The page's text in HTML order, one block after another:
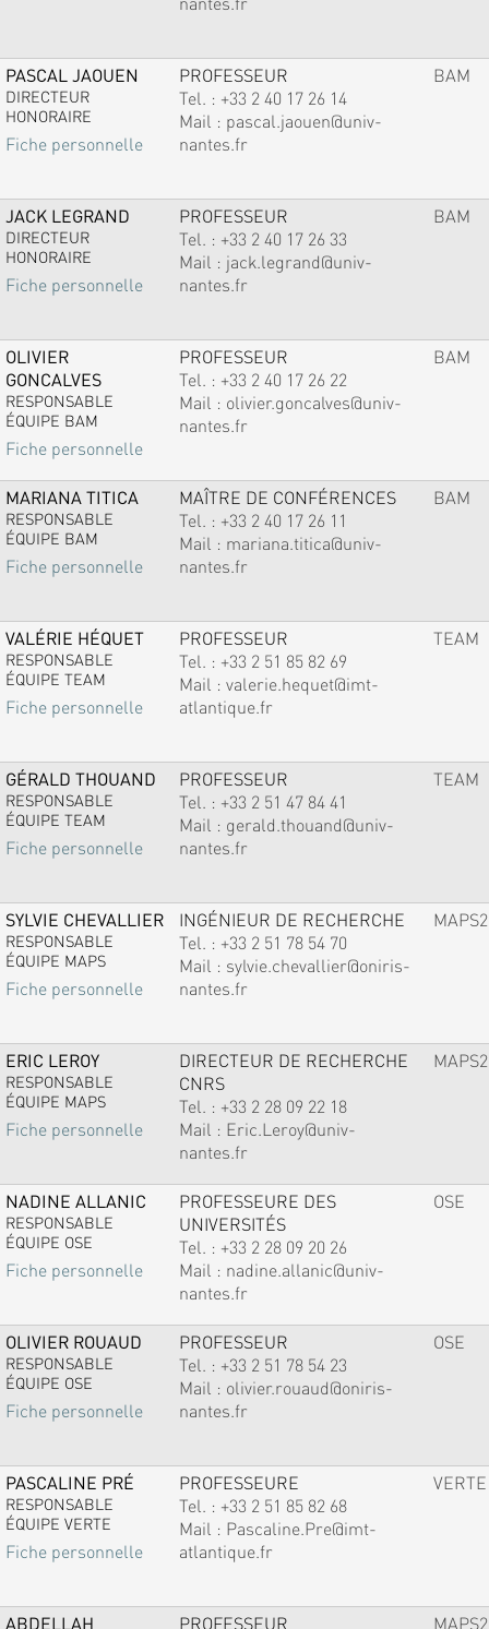
PASCAL JAOUEN
DIRECTEUR
HONORAIRE
Fiche personnelle
PROFESSEUR
Tel. : +33 2 40 17 26 14
Mail : pascal.jaouen@univ-
nantes.fr
BAM
JACK LEGRAND
DIRECTEUR
HONORAIRE
Fiche personnelle
PROFESSEUR
Tel. : +33 2 40 17 26 33
Mail : jack.legrand@univ-
nantes.fr
BAM
OLIVIER
GONCALVES
RESPONSABLE
ÉQUIPE BAM
Fiche personnelle
PROFESSEUR
Tel. : +33 2 40 17 26 22
Mail : olivier.goncalves@univ-
nantes.fr
BAM
MARIANA TITICA
RESPONSABLE
ÉQUIPE BAM
Fiche personnelle
MAÎTRE DE CONFÉRENCES
Tel. : +33 2 40 17 26 11
Mail : mariana.titica@univ-
nantes.fr
BAM
VALÉRIE HÉQUET
RESPONSABLE
ÉQUIPE TEAM
Fiche personnelle
PROFESSEUR
Tel. : +33 2 51 85 82 69
Mail : valerie.hequet@imt-
atlantique.fr
TEAM
GÉRALD THOUAND
RESPONSABLE
ÉQUIPE TEAM
Fiche personnelle
PROFESSEUR
Tel. : +33 2 51 47 84 41
Mail : gerald.thouand@univ-
nantes.fr
TEAM
SYLVIE CHEVALLIER
RESPONSABLE
ÉQUIPE MAPS
Fiche personnelle
INGÉNIEUR DE RECHERCHE
Tel. : +33 2 51 78 54 70
Mail : sylvie.chevallier@oniris-
nantes.fr
MAPS2
ERIC LEROY
RESPONSABLE
ÉQUIPE MAPS
Fiche personnelle
DIRECTEUR DE RECHERCHE
CNRS
Tel. : +33 2 28 09 22 18
Mail : Eric.Leroy@univ-
nantes.fr
MAPS2
NADINE ALLANIC
RESPONSABLE
ÉQUIPE OSE
Fiche personnelle
PROFESSEURE DES
UNIVERSITÉS
Tel. : +33 2 28 09 20 26
Mail : nadine.allanic@univ-
nantes.fr
OSE
OLIVIER ROUAUD
RESPONSABLE
ÉQUIPE OSE
Fiche personnelle
PROFESSEUR
Tel. : +33 2 51 78 54 23
Mail : olivier.rouaud@oniris-
nantes.fr
OSE
PASCALINE PRÉ
RESPONSABLE
ÉQUIPE VERTE
Fiche personnelle
PROFESSEURE
Tel. : +33 2 51 85 82 68
Mail : Pascaline.Pre@imt-
atlantique.fr
VERTE
ABDELLAH
PROFESSEUR
MAPS2